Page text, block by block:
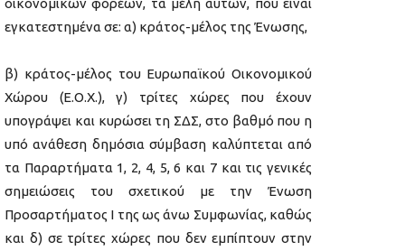
οικονομικών φορέων, τα μέλη αυτών, που είναι
εγκατεστημένα σε: α) κράτος-μέλος της Ένωσης,
β) κράτος-μέλος του Ευρωπαϊκού Οικονομικού
Χώρου (Ε.Ο.Χ.), γ) τρίτες χώρες που έχουν
υπογράψει και κυρώσει τη ΣΔΣ, στο βαθμό που η
υπό ανάθεση δημόσια σύμβαση καλύπτεται από
τα Παραρτήματα 1, 2, 4, 5, 6 και 7 και τις γενικές
σημειώσεις του σχετικού με την Ένωση
Προσαρτήματος I της ως άνω Συμφωνίας, καθώς
και δ) σε τρίτες χώρες που δεν εμπίπτουν στην